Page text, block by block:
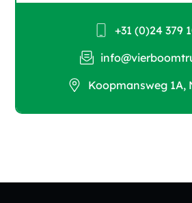
+31 (0)24 379
Koopmansweg 1A,